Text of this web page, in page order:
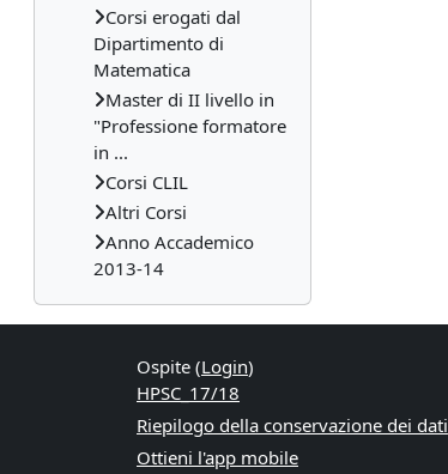
Corsi erogati dal
Dipartimento di
Matematica
Master di II livello in
"Professione formatore
in ...
Corsi CLIL
Altri Corsi
Anno Accademico
2013-14
Ospite (Login)
HPSC_17/18
Riepilogo della conservazione dei dati
Ottieni l'app mobile